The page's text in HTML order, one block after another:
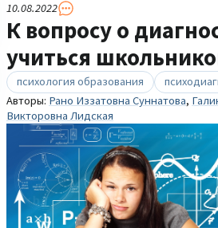
10.08.2022
К вопросу о
учиться
психология образования
Авторы: Рано Иззатовна Суннатова,
Викторовна Лидская